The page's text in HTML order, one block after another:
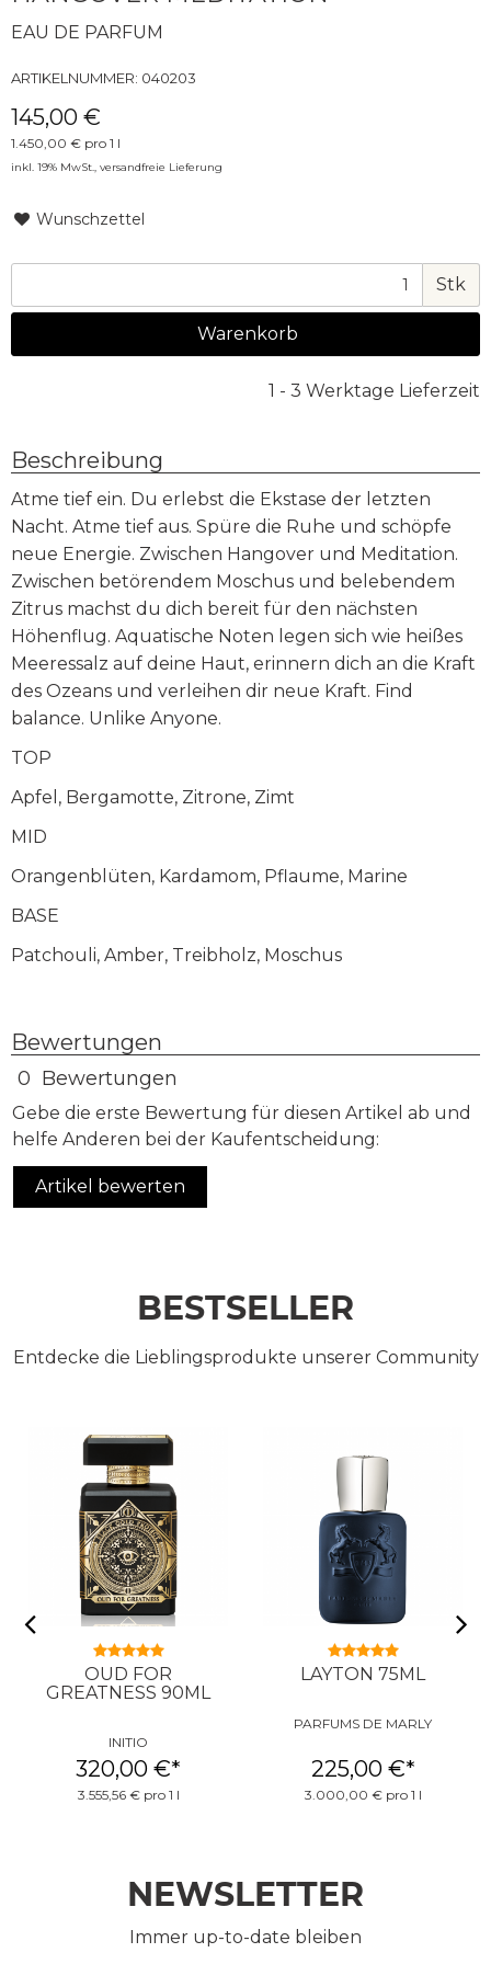
EAU DE PARFUM
ARTIKELNUMMER: 040203
145,00 €
1.450,00 € pro 1 l
inkl. 19% MwSt., versandfreie Lieferung
Wunschzettel
Stk
Warenkorb
1 - 3 Werktage Lieferzeit
Beschreibung
Atme tief ein. Du erlebst die Ekstase der letzten
Nacht. Atme tief aus. Spüre die Ruhe und schöpfe
neue Energie. Zwischen Hangover und Meditation.
Zwischen betörendem Moschus und belebendem
Zitrus machst du dich bereit für den nächsten
Höhenflug. Aquatische Noten legen sich wie heißes
Meeressalz auf deine Haut, erinnern dich an die Kraft
des Ozeans und verleihen dir neue Kraft. Find
balance. Unlike Anyone.
TOP
Apfel, Bergamotte, Zitrone, Zimt
MID
Orangenblüten, Kardamom, Pflaume, Marine
BASE
Patchouli, Amber, Treibholz, Moschus
Bewertungen
0 Bewertungen
Gebe die erste Bewertung für diesen Artikel ab und
helfe Anderen bei der Kaufentscheidung:
Artikel bewerten
BESTSELLER
Entdecke die Lieblingsprodukte unserer Community
OUD FOR
GREATNESS 90ML
INITIO
320,00 €*
3.555,56 € pro 1 l
LAYTON 75ML
PARFUMS DE MARLY
225,00 €*
3.000,00 € pro 1 l
NEWSLETTER
Immer up-to-date bleiben